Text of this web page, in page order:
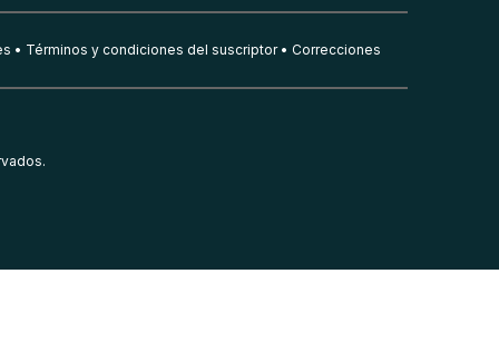
Términos y condiciones del suscriptor Correcciones